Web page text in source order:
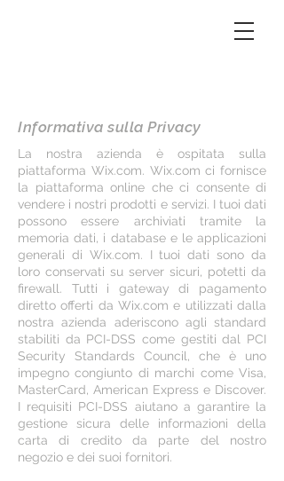
Informativa sulla Privacy
La nostra azienda è ospitata sulla
piattaforma Wix.com. Wix.com ci fornisce
la piattaforma online che ci consente di
vendere i nostri prodotti e servizi. I tuoi dati
possono essere archiviati tramite la
memoria dati, i database e le applicazioni
generali di Wix.com. I tuoi dati sono da
loro conservati su server sicuri, potetti da
firewall. Tutti i gateway di pagamento
diretto offerti da Wix.com e utilizzati dalla
nostra azienda aderiscono agli standard
stabiliti da PCI-DSS come gestiti dal PCI
Security Standards Council, che è uno
impegno congiunto di marchi come Visa,
MasterCard, American Express e Discover.
I requisiti PCI-DSS aiutano a garantire la
gestione sicura delle informazioni della
carta di credito da parte del nostro
negozio e dei suoi fornitori.